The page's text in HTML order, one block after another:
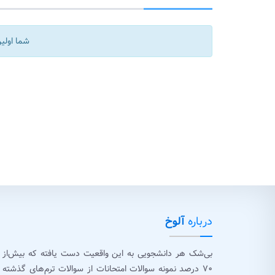
شما
درباره آلوخ
بی‌شک هر دانشجویی به این واقعیت دست یافته که بیش‌از
۷۰ درصد نمونه سوالات امتحانات از سوالات ترم‌های گذشته